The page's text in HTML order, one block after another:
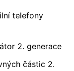
telefony
2. generace
částic 2.